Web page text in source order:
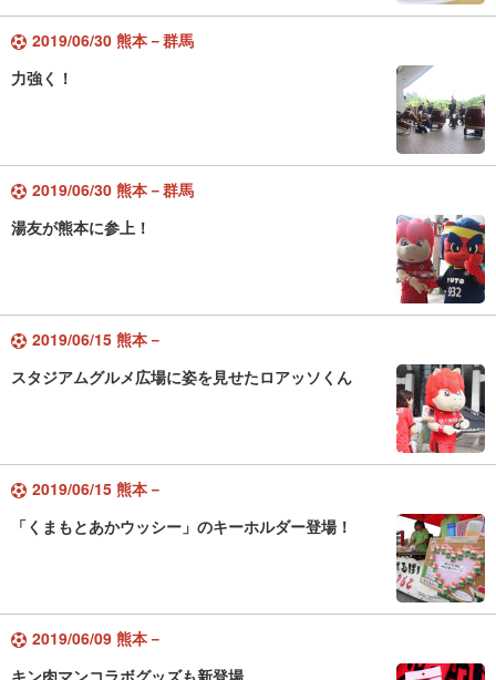
2019/06/30 熊本－群馬
力強く！
2019/06/30 熊本－群馬
湯友が熊本に参上！
2019/06/15 熊本－
スタジアムグルメ広場に姿を見せたロアッソくん
2019/06/15 熊本－
「くまもとあかウッシー」のキーホルダー登場！
2019/06/09 熊本－
キン肉マンコラボグッズも新登場